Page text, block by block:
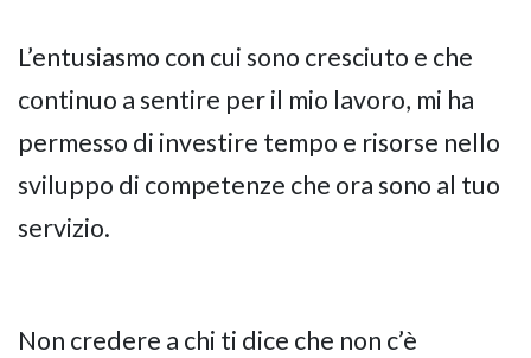
L’entusiasmo con cui sono cresciuto e che
continuo a sentire per il mio lavoro, mi ha
permesso di investire tempo e risorse nello
sviluppo di competenze che ora sono al tuo
servizio.
Non credere a chi ti dice che non c’è